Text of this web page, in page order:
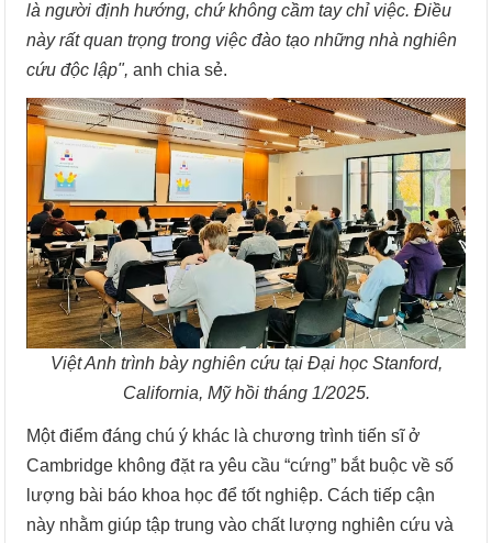
là người định hướng, chứ không cầm tay chỉ việc. Điều
này rất quan trọng trong việc đào tạo những nhà nghiên
cứu độc lập",anh chia sẻ.
Việt Anh trình bày nghiên cứu tại Đại học Stanford,
California, Mỹ hồi tháng 1/2025.
Một điểm đáng chú ý khác là chương trình tiến sĩ ở
Cambridge không đặt ra yêu cầu “cứng” bắt buộc về số
lượng bài báo khoa học để tốt nghiệp. Cách tiếp cận
này nhằm giúp tập trung vào chất lượng nghiên cứu và